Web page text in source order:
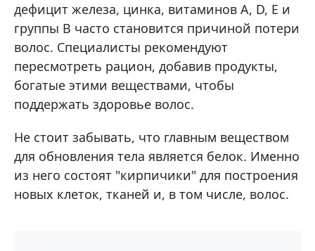
дефицит железа, цинка, витаминов A, D, E и
группы B часто становится причиной потери
волос. Специалисты рекомендуют
пересмотреть рацион, добавив продукты,
богатые этими веществами, чтобы
поддержать здоровье волос.
Не стоит забывать, что главным веществом
для обновления тела является белок. Именно
из него состоят "кирпичики" для построения
новых клеток, тканей и, в том числе, волос.